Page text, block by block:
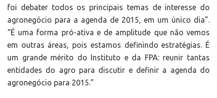
foi debater todos os principais temas de interesse do
agronegócio para a agenda de 2015, em um único dia”.
“É uma forma pró-ativa e de amplitude que não vemos
em outras áreas, pois estamos definindo estratégias. É
um grande mérito do Instituto e da FPA: reunir tantas
entidades do agro para discutir e definir a agenda do
agronegócio para 2015.”